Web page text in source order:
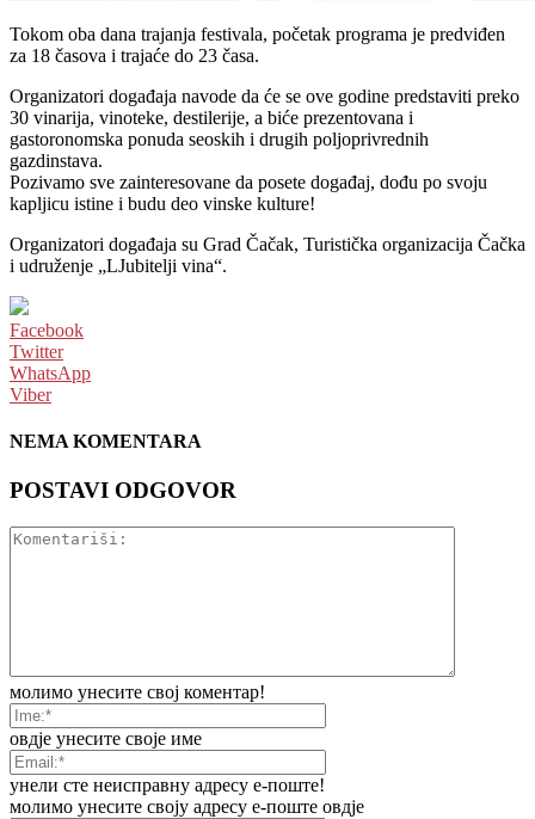
Tokom oba dana trajanja festivala, početak programa je predviđen
za 18 časova i trajaće do 23 časa.
Organizatori događaja navode da će se ove godine predstaviti preko
30 vinarija, vinoteke, destilerije, a biće prezentovana i
gastoronomska ponuda seoskih i drugih poljoprivrednih
gazdinstava.
Pozivamo sve zainteresovane da posete događaj, dođu po svoju
kapljicu istine i budu deo vinske kulture!
Organizatori događaja su Grad Čačak, Turistička organizacija Čačka
i udruženje „LJubitelji vina“.
Facebook
Twitter
WhatsApp
Viber
NEMA KOMENTARA
POSTAVI ODGOVOR
молимо унесите свој коментар!
овдје унесите своје име
унели сте неисправну адресу е-поште!
молимо унесите своју адресу е-поште овдје